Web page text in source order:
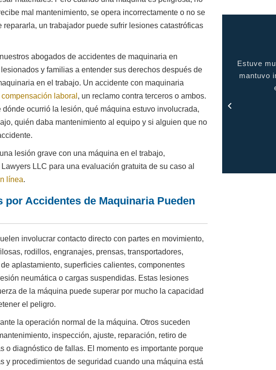
mal mantenimiento, se opera incorrectamente o no se
repararla, un trabajador puede sufrir lesiones catastróficas
abogados de accidentes de maquinaria en
y familias a entender sus derechos después de
en el trabajo. Un accidente con maquinaria
compensación laboral , un reclamo contra terceros o ambos.
ocurrió la lesión, qué máquina estuvo involucrada,
quién daba mantenimiento al equipo y si alguien que no
lesión grave con una máquina en el trabajo,
LLC para una evaluación gratuita de su caso al
línea.
por Accidentes de Maquinaria Pueden
involucrar contacto directo con partes en movimiento,
rodillos, engranajes, prensas, transportadores,
aplastamiento, superficies calientes, componentes
neumática o cargas suspendidas. Estas lesiones
de la máquina puede superar por mucho la capacidad
el peligro.
la operación normal de la máquina. Otros suceden
inspección, ajuste, reparación, retiro de
o diagnóstico de fallas. El momento es importante porque
y procedimientos de seguridad cuando una máquina está
y tiene
de
abogado.
Estuve muy complacida con el servicio brindado, me
mantuvo informada en todo momento y me mantuvo
en contacto con todo el proceso.
gente de